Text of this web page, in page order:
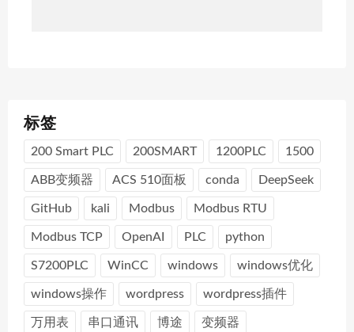
标签
200 Smart PLC 200SMART 1200PLC 1500
ABB变频器 ACS 510面板 conda DeepSeek
GitHub kali Modbus Modbus RTU
Modbus TCP OpenAI PLC python
S7200PLC WinCC windows windows优化
windows操作 wordpress wordpress插件
万用表 串口通讯 博途 变频器